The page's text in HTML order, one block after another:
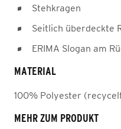
Stehkragen
Seitlich überdeckte
ERIMA Slogan am
MATERIAL
100% Polyester
MEHR ZUM PRODUKT